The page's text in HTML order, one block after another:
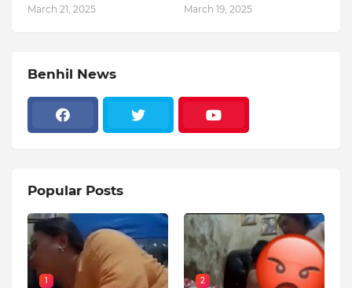
March 21, 2025 March 19, 2025
Benhil News
Popular Posts
1 2